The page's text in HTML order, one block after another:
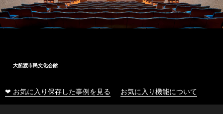
大船渡市民文化会館
❤ お気に入り保存した事例を見る お気に入り機能について